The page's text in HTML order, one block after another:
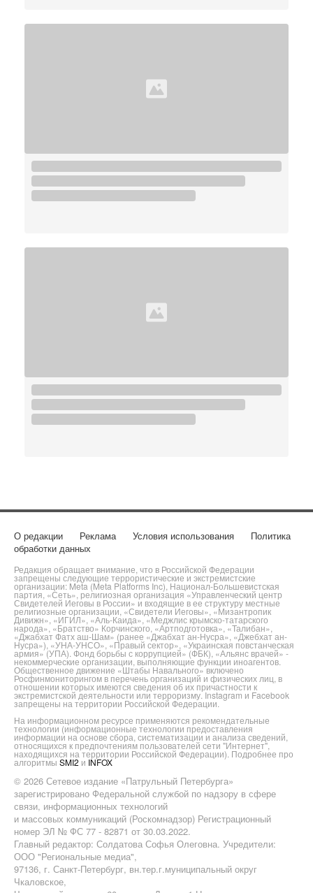
О редакции Реклама Условия использования
Политика
обработки данных
Редакция обращает внимание, что в Российской Федерации
запрещены следующие террористические и экстремистские
организации: Meta (Meta Platforms Inc), Национал-Большевистская
партия, «Сеть», религиозная организация «Управленческий центр
Свидетелей Иеговы в России» и входящие в ее структуру местные
религиозные организации, «Свидетели Иеговы», «Мизантропик
Дивижн», «ИГИЛ», «Аль-Каида», «Меджлис крымско-татарского
народа», «Братство» Корчинского, «Артподготовка», «Талибан»,
«Джабхат Фатх аш-Шам» (ранее «Джабхат ан-Нусра», «Джебхат ан-
Нусра»), «УНА-УНСО», «Правый сектор», «Украинская повстанческая
армия» (УПА). Фонд борьбы с коррупцией» (ФБК), «Альянс врачей» -
некоммерческие организации, выполняющие функции иноагентов.
Общественное движение «Штабы Навального» включено
Росфинмониторингом в перечень организаций и физических лиц, в
отношении которых имеются сведения об их причастности к
экстремистской деятельности или терроризму. Instagram и Facebook
запрещены на территории Российской Федерации.
На информационном ресурсе применяются рекомендательные
технологии (информационные технологии предоставления
информации на основе сбора, систематизации и анализа сведений,
относящихся к предпочтениям пользователей сети "Интернет",
находящихся на территории Российской Федерации). Подробнее про
алгоритмы SMI2 и INFOX
© 2026 Сетевое издание «Патрульный Петербурга»
зарегистрировано Федеральной службой по надзору в сфере
связи, информационных технологий
и массовых коммуникаций (Роскомнадзор) Регистрационный
номер ЭЛ № ФС 77 - 82871 от 30.03.2022.
Главный редактор: Солдатова Софья Олеговна. Учредители:
ООО "Региональные медиа",
97136, г. Санкт-Петербург, вн.тер.г.муниципальный округ
Чкаловское,